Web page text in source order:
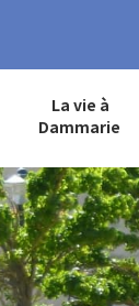
La vie à
Dammarie